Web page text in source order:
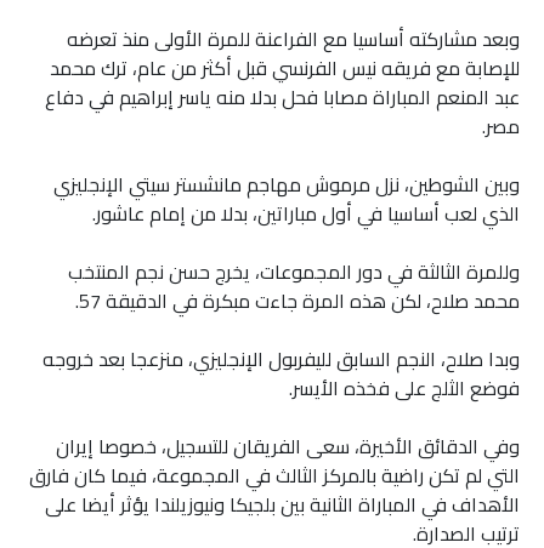
وبعد مشاركته أساسيا مع الفراعنة للمرة الأولى منذ تعرضه
للإصابة مع فريقه نيس الفرنسي قبل أكثر من عام، ترك محمد
عبد المنعم المباراة مصابا فحل بدلا منه ياسر إبراهيم في دفاع
مصر.
وبين الشوطين، نزل مرموش مهاجم مانشستر سيتي الإنجليزي
الذي لعب أساسيا في أول مباراتين، بدلا من إمام عاشور.
وللمرة الثالثة في دور المجموعات، يخرج حسن نجم المنتخب
محمد صلاح، لكن هذه المرة جاءت مبكرة في الدقيقة 57.
وبدا صلاح، النجم السابق لليفربول الإنجليزي، منزعجا بعد خروجه
فوضع الثلج على فخذه الأيسر.
وفي الدقائق الأخيرة، سعى الفريقان للتسجيل، خصوصا إيران
التي لم تكن راضية بالمركز الثالث في المجموعة، فيما كان فارق
الأهداف في المباراة الثانية بين بلجيكا ونيوزيلندا يؤثر أيضا على
ترتيب الصدارة.